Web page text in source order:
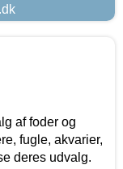
af foder og
fugle, akvarier,
deres udvalg.